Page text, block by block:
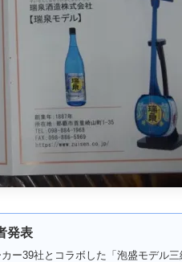
発表
ー39社とコラボした「泡盛モデル